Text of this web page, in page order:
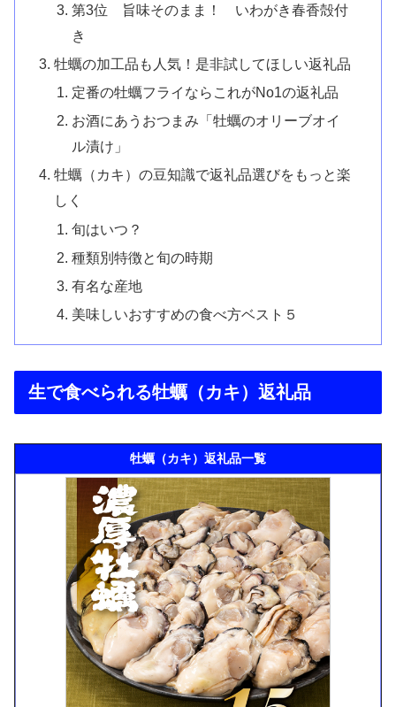
第3位 旨味そのまま！ いわがき春香殻付
き
牡蠣の加工品も人気！是非試してほしい返礼品
定番の牡蠣フライならこれがNo1の返礼品
お酒にあうおつまみ「牡蠣のオリーブオイ
ル漬け」
牡蠣（カキ）の豆知識で返礼品選びをもっと楽
しく
旬はいつ？
種類別特徴と旬の時期
有名な産地
美味しいおすすめの食べ方ベスト５
生で食べられる牡蠣（カキ）返礼品
牡蠣（カキ）返礼品一覧